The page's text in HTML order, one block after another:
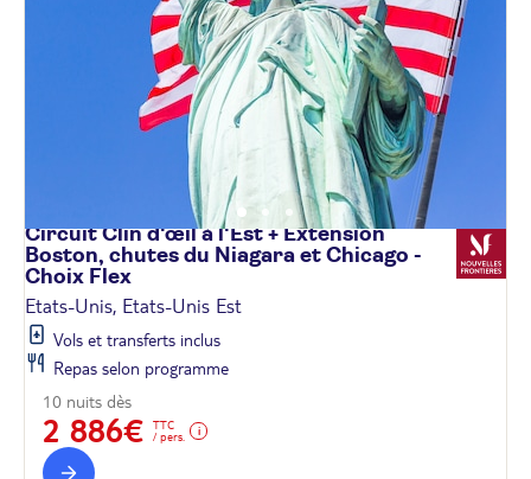
Circuit Clin d'œil à l'Est + Extension
Boston, chutes du Niagara et Chicago -
Choix Flex
Etats-Unis, Etats-Unis Est
Vols et transferts inclus
Repas selon programme
10 nuits dès
2 886€
TTC
/ pers.